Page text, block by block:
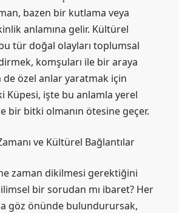
bazen bir kutlama veya
anlamına gelir. Kültürel
tür doğal olayları toplumsal
komşuları ile bir araya
de özel anlar yaratmak için
Küpesi, işte bu anlamla yerel
bir bitki olmanın ötesine geçer.
ve Kültürel Bağlantılar
zaman dikilmesi gerektiğini
bir sorudan mı ibaret? Her
da göz önünde bulundurursak,